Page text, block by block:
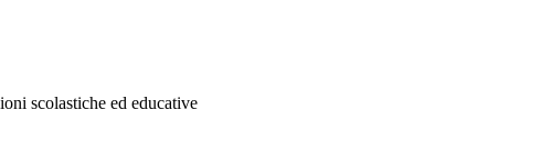
scolastiche ed educative